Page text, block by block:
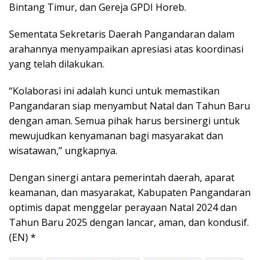
Bintang Timur, dan Gereja GPDI Horeb.
Sementata Sekretaris Daerah Pangandaran dalam
arahannya menyampaikan apresiasi atas koordinasi
yang telah dilakukan.
“Kolaborasi ini adalah kunci untuk memastikan
Pangandaran siap menyambut Natal dan Tahun Baru
dengan aman. Semua pihak harus bersinergi untuk
mewujudkan kenyamanan bagi masyarakat dan
wisatawan,” ungkapnya.
Dengan sinergi antara pemerintah daerah, aparat
keamanan, dan masyarakat, Kabupaten Pangandaran
optimis dapat menggelar perayaan Natal 2024 dan
Tahun Baru 2025 dengan lancar, aman, dan kondusif.
(EN) *